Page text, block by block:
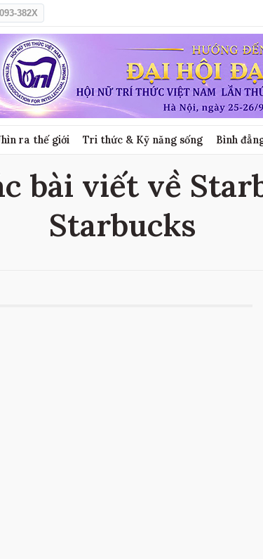
382X
ra thế giới Tri thức & Kỹ năng sống Bình
bài viết về
Starbucks